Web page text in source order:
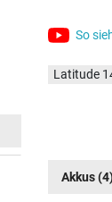
So
Latitude
Akkus